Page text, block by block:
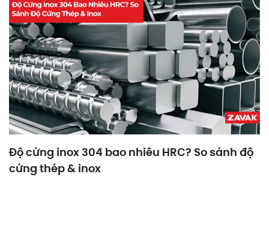
Độ cứng inox 304 bao nhiêu HRC? So sánh độ
cứng thép & inox